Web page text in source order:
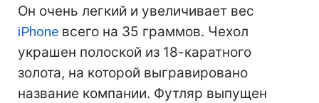
Он очень легкий и увеличивает вес
iPhone всего на 35 граммов. Чехол
украшен полоской из 18-каратного
золота, на которой выгравировано
название компании. Футляр выпущен